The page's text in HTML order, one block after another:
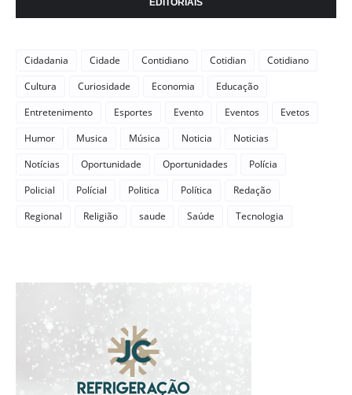
Cidadania Cidade Contidiano Cotidian
Cotidiano
Cultura
Curiosidade Economia
Educação
Entretenimento
Esportes Evento Eventos
Evetos
Humor
Musica Música Noticia
Noticias
Notícias
Oportunidade Oportunidades
Polícia
Policial
Polícial Politica Política
Redação
Regional
Religião saude Saúde Tecnologia